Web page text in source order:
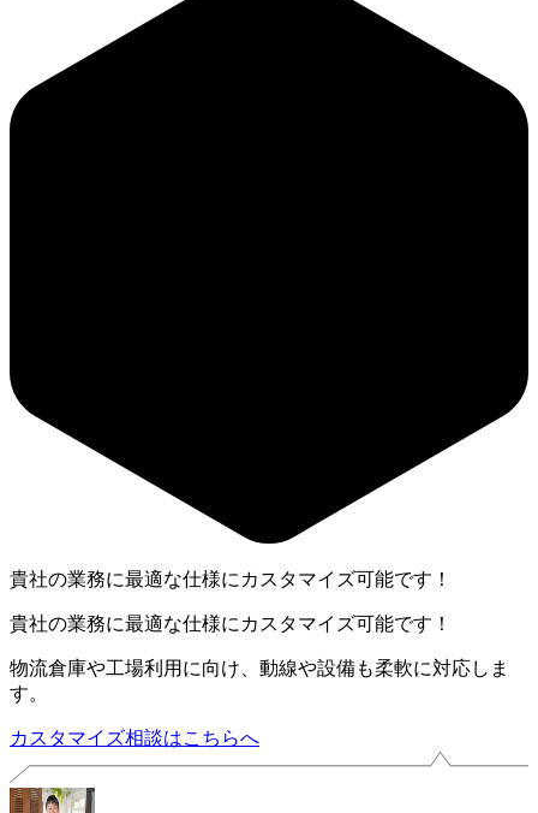
貴社の業務に最適な仕様にカスタマイズ可能です！
貴社の業務に最適な仕様にカスタマイズ可能です！
物流倉庫や工場利用に向け、動線や設備も柔軟に対応しま
す。
カスタマイズ相談はこちらへ